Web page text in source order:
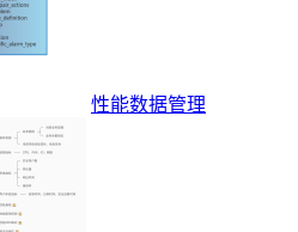
性能数据管理